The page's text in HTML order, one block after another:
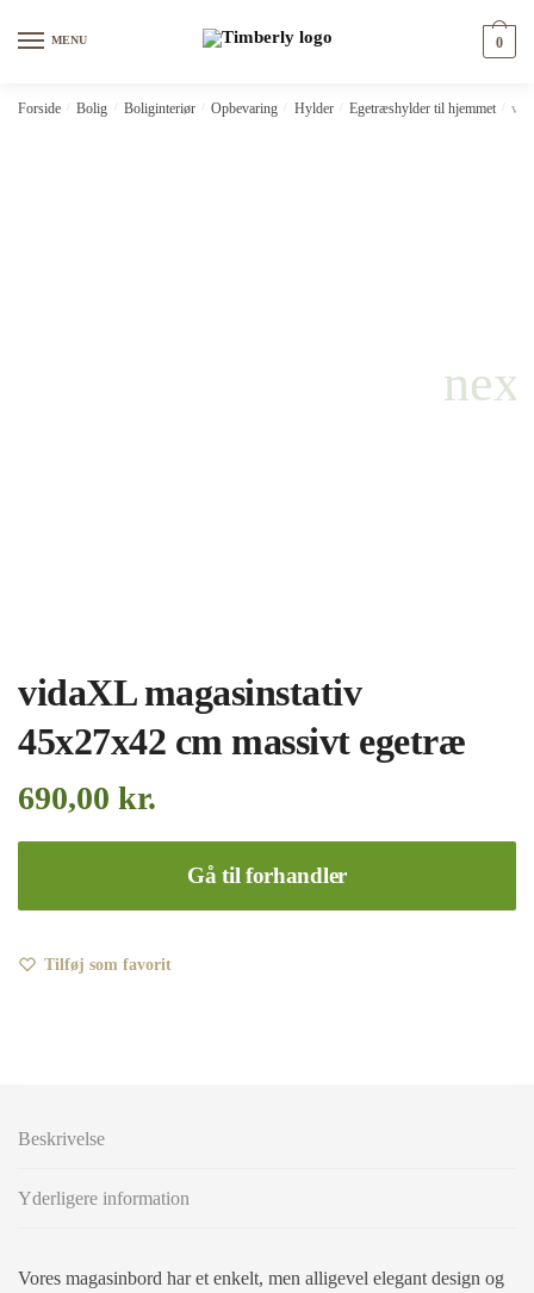
MENU 0
Forside Bolig Boliginteriør Opbevaring Hylder Egetræshylder til hjemmet
vidaXL magasinstativ
45x27x42 cm massivt egetræ
690,00 kr.
Gå til forhandler
Tilføj som favorit
Beskrivelse
Yderligere information
Vores magasinbord har et enkelt, men alligevel elegant design og